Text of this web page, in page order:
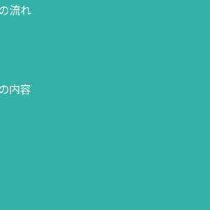
流れ
内容